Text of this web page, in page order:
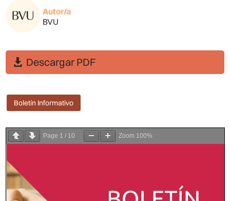
Autor/a
BVU
Descargar PDF
Boletín Informativo
Page 1 / 10 Zoom 100%